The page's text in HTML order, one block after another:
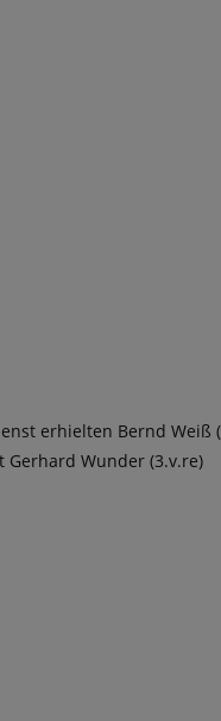
erhielten Bernd Weiß
Wunder (3.v.re)